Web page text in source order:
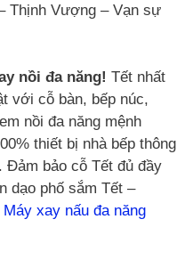
Thịnh Vượng – Vạn sự
nồi đa năng! Tết nhất
với cỗ bàn, bếp núc,
nồi đa năng mệnh
thiết bị nhà bếp thông
Đảm bảo cỗ Tết đủ đầy
dạo phố sắm Tết –
Máy xay nấu đa năng